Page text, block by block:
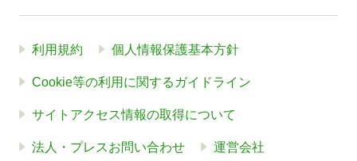
利用規約 個人情報保護基本方針
Cookie等の利用に関するガイドライン
サイトアクセス情報の取得について
法人・プレスお問い合わせ 運営会社